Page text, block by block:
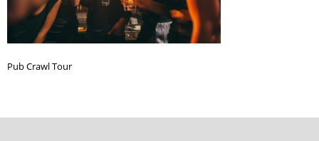
Pub Crawl Tour